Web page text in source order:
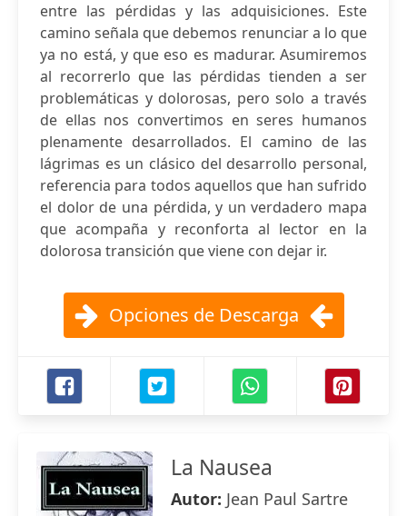
entre las pérdidas y las adquisiciones. Este
camino señala que debemos renunciar a lo que
ya no está, y que eso es madurar. Asumiremos
al recorrerlo que las pérdidas tienden a ser
problemáticas y dolorosas, pero solo a través
de ellas nos convertimos en seres humanos
plenamente desarrollados. El camino de las
lágrimas es un clásico del desarrollo personal,
referencia para todos aquellos que han sufrido
el dolor de una pérdida, y un verdadero mapa
que acompaña y reconforta al lector en la
dolorosa transición que viene con dejar ir.
Opciones de Descarga
La Nausea
Autor: Jean Paul Sartre